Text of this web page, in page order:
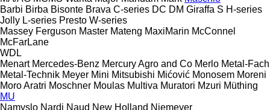
Barbi Birba Bisonte Brava C-series DC DM Giraffa S H-series
Jolly L-series Presto W-series
Massey Ferguson Master Mateng MaxiMarin McConnel
McFarLane
WDL
Menart Mercedes-Benz Mercury Agro and Co Merlo Metal-Fach
Metal-Technik Meyer Mini Mitsubishi Mićović Monosem Moreni
Moro Aratri Moschner Moulas Multiva Muratori Mzuri Müthing
MU
Namyslo Nardi Naud New Holland Niemeyer